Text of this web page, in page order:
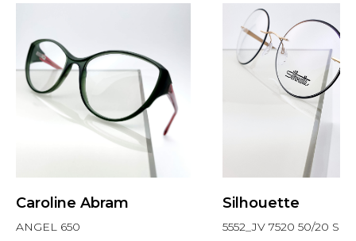
Caroline Abram
ANGEL 650
Silhouette
5552_JV 7520 50/20